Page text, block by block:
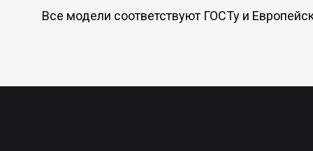
Все модели соответствуют ГОСТу и